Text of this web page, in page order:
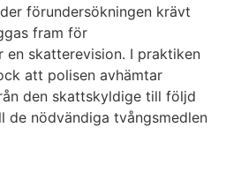
förundersökningen krävt
fram för
skatterevision. I praktiken
att polisen avhämtar
den skattskyldige till följd
de nödvändiga tvångsmedlen